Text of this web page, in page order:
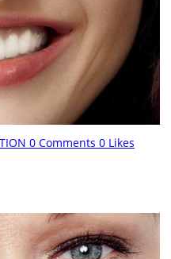
0 Comments 0 Likes